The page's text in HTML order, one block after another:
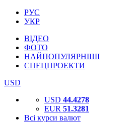
РУС
УКР
ВІДЕО
ФОТО
НАЙПОПУЛЯРНІШІ
СПЕЦПРОЕКТИ
USD
USD 44.4278
EUR 51.3281
Всі курси валют